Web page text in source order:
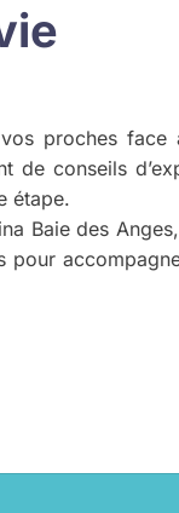
proches face
de conseils
étape.
Baie des
pour